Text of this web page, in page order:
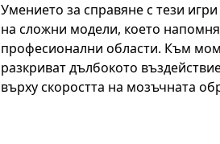
Умението за справяне с тези
на сложни модели, което
професионални области. Към
разкриват дълбокото
върху скоростта на мозъчната